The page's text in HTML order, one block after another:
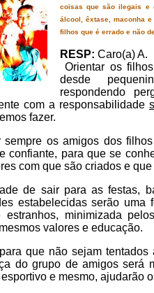
coisas que são ilegais e
álcool, êxtase, maconha
filhos que é errado e não
RESP: Caro(a) A.
Orientar os
desde
respondendo
com a responsabilidade
fazer.
sempre os amigos dos
confiante, para que se
com que são criados e
de sair para as festas,
estabelecidas serão
estranhos, minimizada
valores e educação.
que não sejam
do grupo de amigos será
e mesmo, ajudarão